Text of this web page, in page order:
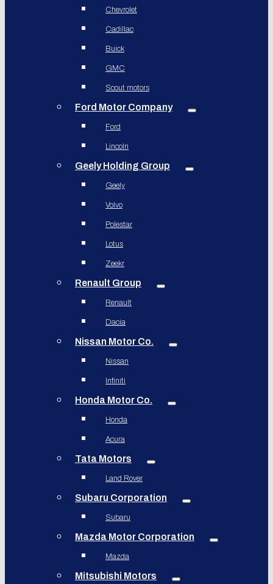
Chevrolet
Cadillac
Buick
GMC
Scout motors
Ford Motor Company
Ford
Lincoln
Geely Holding Group
Geely
Volvo
Polestar
Lotus
Zeekr
Renault Group
Renault
Dacia
Nissan Motor Co.
Nissan
Infiniti
Honda Motor Co.
Honda
Acura
Tata Motors
Land Rover
Subaru Corporation
Subaru
Mazda Motor Corporation
Mazda
Mitsubishi Motors